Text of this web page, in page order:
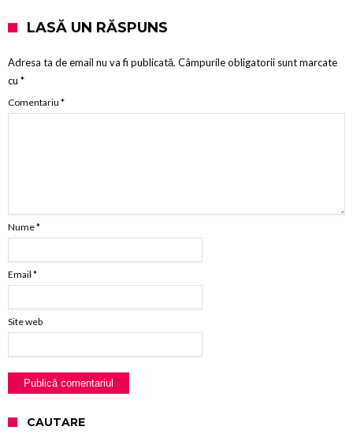
LASĂ UN RĂSPUNS
Adresa ta de email nu va fi publicată. Câmpurile obligatorii sunt marcate
cu *
Comentariu *
Nume*
Email *
Site web
CAUTARE